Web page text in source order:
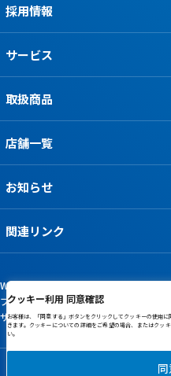
クッキー利用 同意確認
お客様は、「同意する」ボタンをクリックしてクッキーの使用
きます。クッキーについての詳細をご希望の場合、またはクッ
い。
採用情報
サービス
取扱商品
店舗一覧
お知らせ
関連リンク
Webサイト利用規約
プライバシーポリシー
サイトマップ
©ALLIQ